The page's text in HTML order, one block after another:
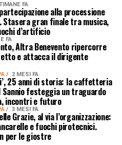
FA
alla processione
Stasera gran finale tra musica,
d’artificio
FA
Altra Benevento ripercorre
e attacca il dirigente
2 MESI FA
25 anni di storia: la caffetteria
Sannio festeggia un traguardo
incontri e futuro
3 MESI FA
Grazie, al via l’organizzazione:
e fuochi pirotecnici.
per le giostre